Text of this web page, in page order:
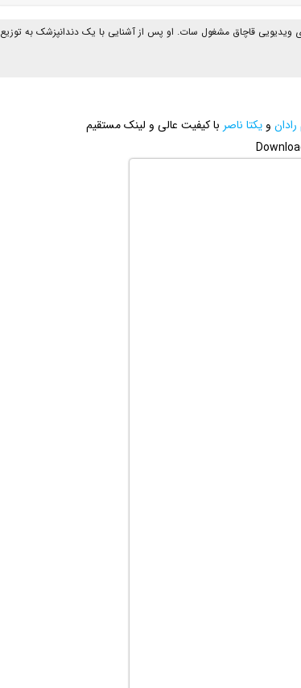
ویدیویی قاچاق مشغول سات. او پس از آشنایی با یک دندانپزشک به توزیع
رادان ویکتا ناصر با کیفیت عالی و لینک مستقیم